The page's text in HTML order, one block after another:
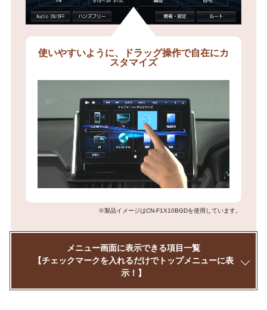
使いやすいように、ドラッグ操作で自在にカ
スタマイズ
※製品イメージはCN-F1X10BGDを使用しています。
メニュー画面に表示できる項目一覧
【チェックマークを入れるだけでトップメニューに表
示！】